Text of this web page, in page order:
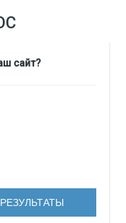
сайт?